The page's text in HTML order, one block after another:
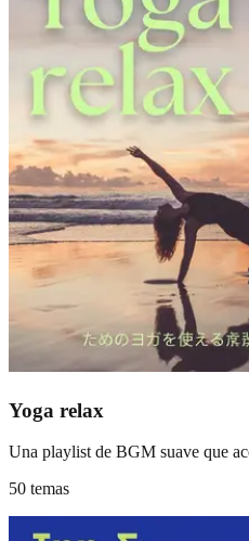
Yoga relax
Una playlist de BGM suave que
50 temas